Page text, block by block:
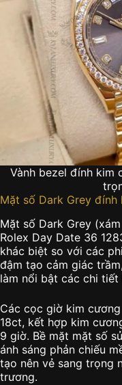
Vành bezel đính kim
Mặt số Dark Grey
Mặt số Dark Grey
Rolex Day Date 36
khác biệt so với các
đậm tạo cảm giác
làm nổi bật các chi
Các cọc giờ kim
18ct, kết hợp kim
9 giờ. Bề mặt mặt số
ánh sáng phản chiếu
tạo nên vẻ sang trọng
trương.